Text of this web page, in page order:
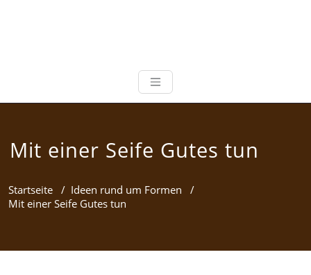
Mit einer Seife Gutes tun
Startseite / Ideen rund um Formen /
Mit einer Seife Gutes tun